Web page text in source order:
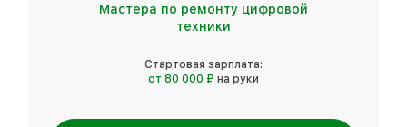
Мастера по ремонту цифровой
техники
Стартовая зарплата:
от 80 000 ₽ на руки